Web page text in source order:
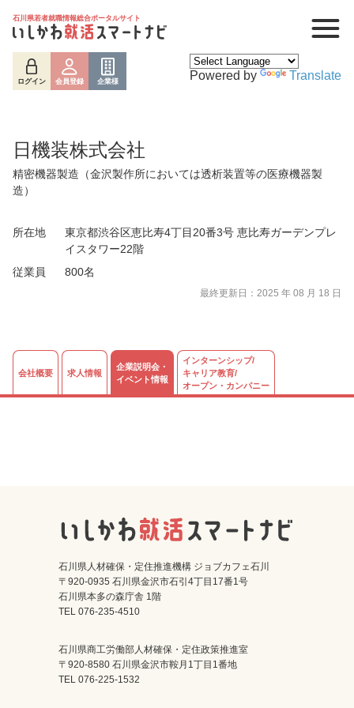
石川県若者就職情報総合ポータルサイト
ログイン 会員登録 企業様 Powered by Translate
日機装株式会社
精密機器製造（金沢製作所においては透析装置等の医療機器製
造）
所在地
東京都渋谷区恵比寿4丁目20番3号 恵比寿ガーデンプレ
イスタワー22階
従業員
800名
最終更新日：2025 年 08 月 18 日
会社概要 求人情報
企業説明会・
イベント情報
インターンシップ/
キャリア教育/
オープン・カンパニー
石川県人材確保・定住推進機構 ジョブカフェ石川
〒920-0935 石川県金沢市石引4丁目17番1号
石川県本多の森庁舎 1階
TEL 076-235-4510
石川県商工労働部人材確保・定住政策推進室
〒920-8580 石川県金沢市鞍月1丁目1番地
TEL 076-225-1532